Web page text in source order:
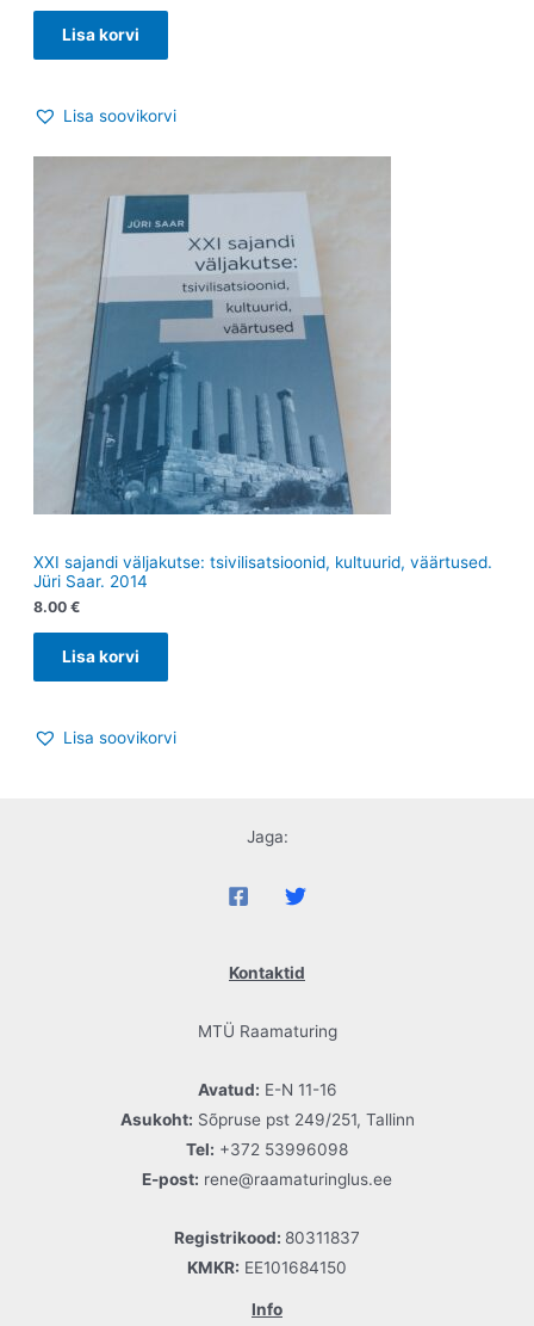
Lisa korvi
Lisa soovikorvi
XXI sajandi väljakutse: tsivilisatsioonid, kultuurid, väärtused.
Jüri Saar. 2014
8.00 €
Lisa korvi
Lisa soovikorvi
Jaga:
Kontaktid
MTÜ Raamaturing
Avatud: E-N 11-16
Asukoht: Sõpruse pst 249/251, Tallinn
Tel: +372 53996098
E-post: rene@raamaturinglus.ee
Registrikood: 80311837
KMKR: EE101684150
Info